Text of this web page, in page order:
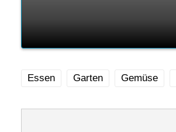
Essen Garten Gemüse